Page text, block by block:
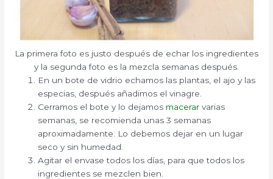
La primera foto es justo después de echar los ingredientes
y la segunda foto es la mezcla semanas después.
En un bote de vidrio echamos las plantas, el ajo y las
especias, después añadimos el vinagre.
Cerramos el bote y lo dejamos macerar varias
semanas, se recomienda unas 3 semanas
aproximadamente. Lo debemos dejar en un lugar
seco y sin humedad.
Agitar el envase todos los días, para que todos los
ingredientes se mezclen bien.